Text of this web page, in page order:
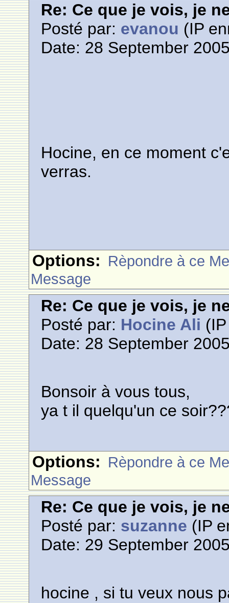
Re: Ce que je vois, je
Posté par: evanou (IP
Date: 28 September
Hocine, en ce moment
verras.
Options: Rèpondre à ce
Message
Re: Ce que je vois, je
Posté par: Hocine Ali
Date: 28 September
Bonsoir à vous tous,
ya t il quelqu'un ce
Options: Rèpondre à ce
Message
Re: Ce que je vois, je
Posté par: suzanne (IP
Date: 29 September
hocine , si tu veux nous